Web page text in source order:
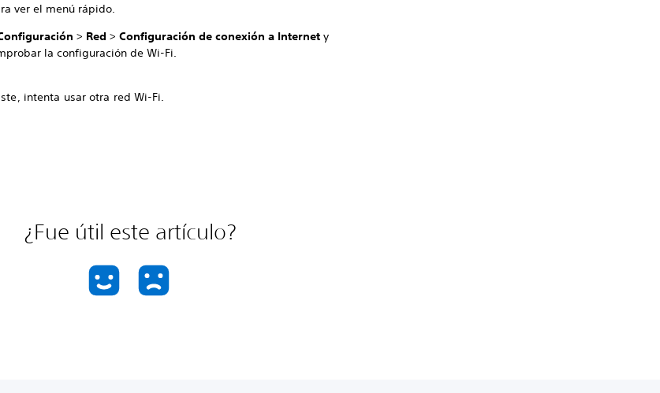
ver el menú rápido.
> Red >Configuración de conexión a Internet y
la configuración de Wi-Fi.
intenta usar otra red Wi-Fi.
¿Fue útil este artículo?